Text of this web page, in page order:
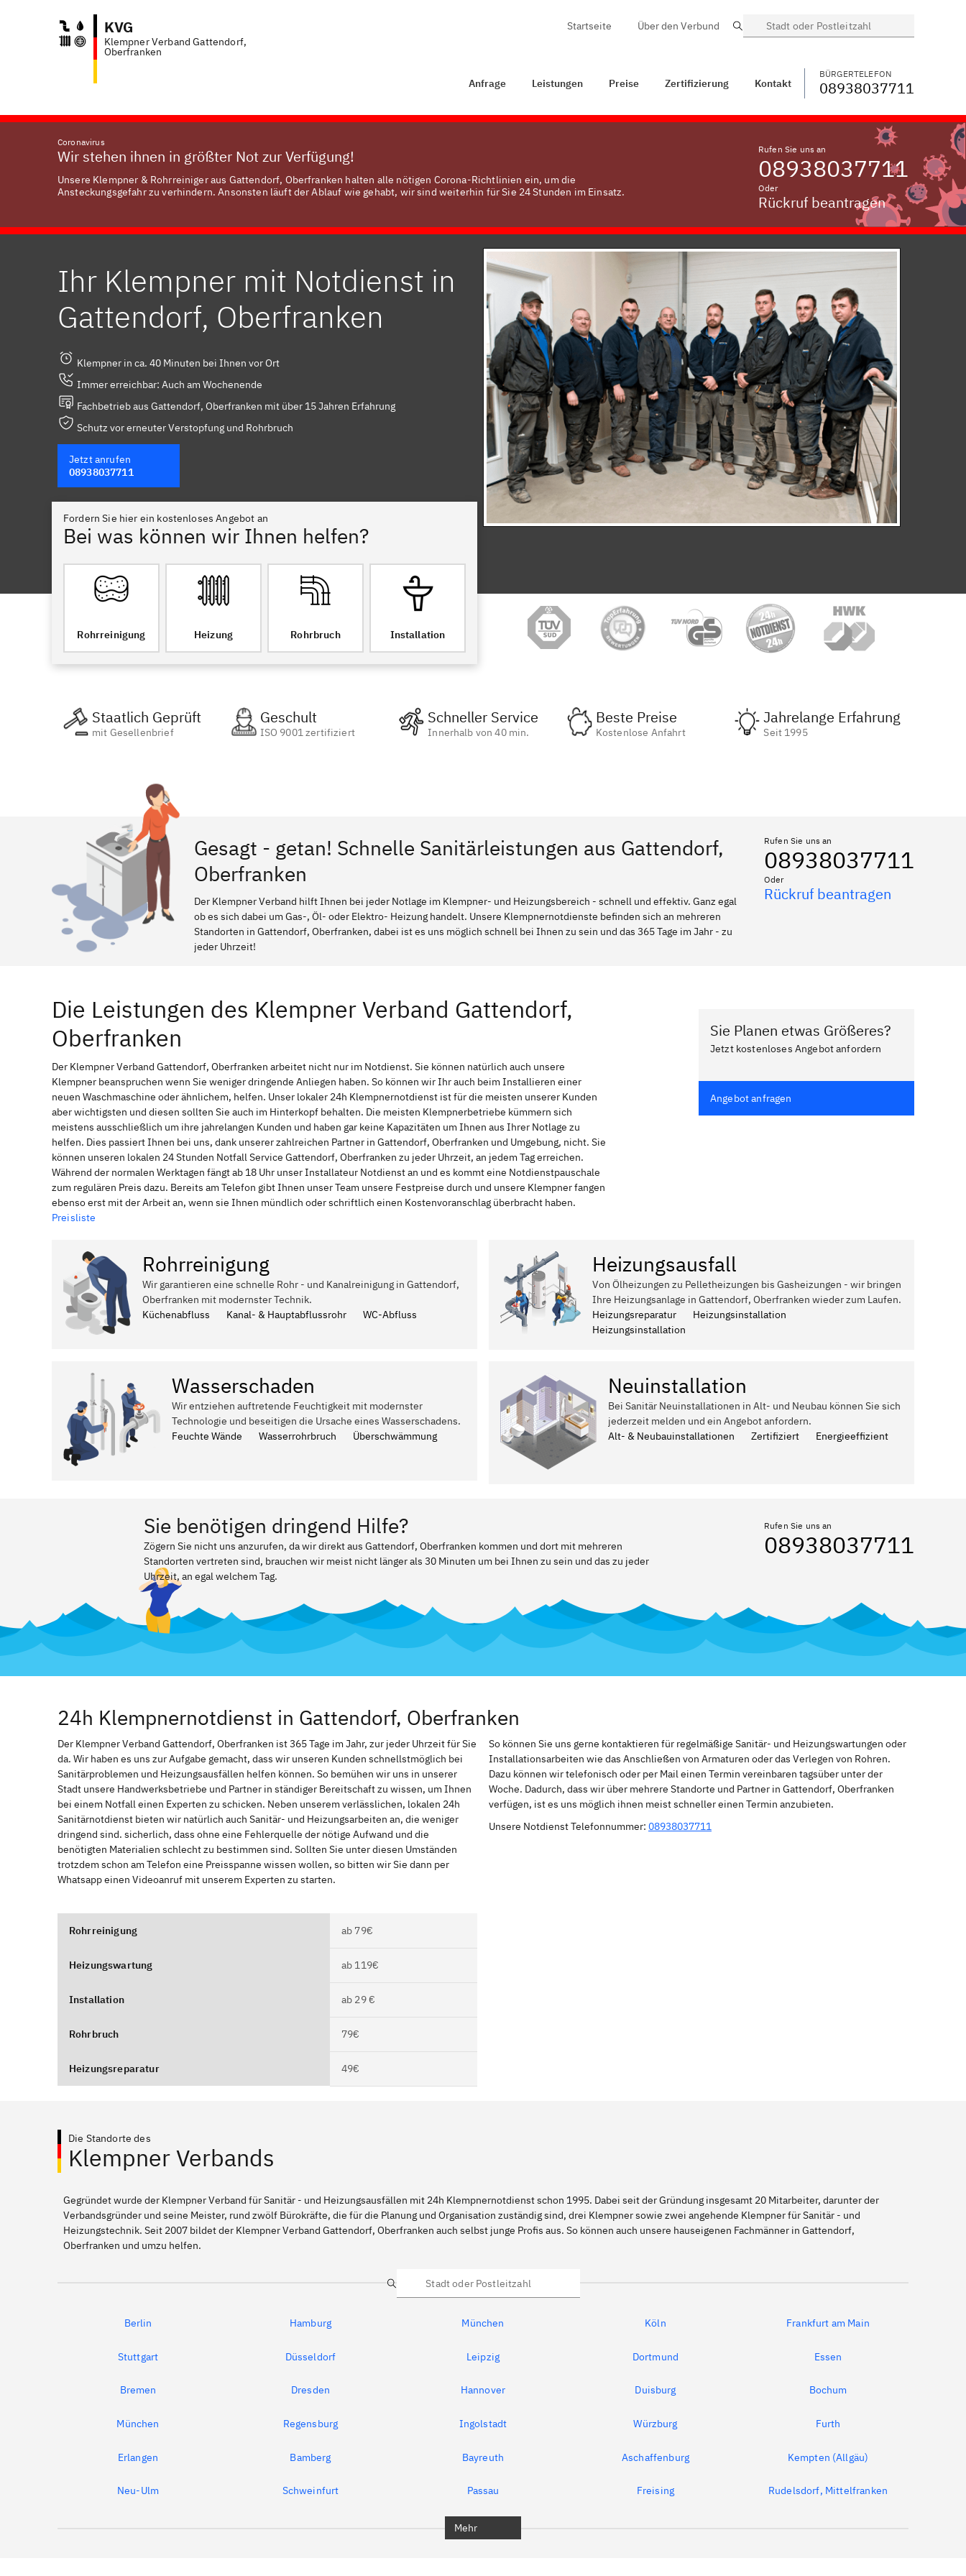
KVG
Klempner Verband Gattendorf,
Oberfranken
BÜRGERTELEFON WECHSELN
Startseite Über den Verbund Suche
Anfrage Leistungen Preise Zertifizierung Kontakt
BÜRGERTELEFON
08938037711
Coronavirus
Wir stehen ihnen in größter Not zur Verfügung!
Unsere Klempner & Rohrreiniger aus Gattendorf, Oberfranken halten alle nötigen Corona-Richtlinien ein, um die
Ansteckungsgefahr zu verhindern. Ansonsten läuft der Ablauf wie gehabt, wir sind weiterhin für Sie 24 Stunden im Einsatz.
Rufen Sie uns an
08938037711
Oder
Rückruf beantragen
Ihr Klempner mit Notdienst in
Gattendorf, Oberfranken
Klempner in ca. 40 Minuten bei Ihnen vor Ort
Immer erreichbar: Auch am Wochenende
Fachbetrieb aus Gattendorf, Oberfranken mit über 15 Jahren Erfahrung
Schutz vor erneuter Verstopfung und Rohrbruch
Jetzt anrufen
08938037711
Fordern Sie hier ein kostenloses Angebot an
Bei was können wir Ihnen helfen?
Rohrreinigung Heizung Rohrbruch Installation
Staatlich Geprüft
mit Gesellenbrief
Geschult
ISO 9001 zertifiziert
Schneller Service
Innerhalb von 40 min.
Beste Preise
Kostenlose Anfahrt
Jahrelange Erfahrung
Seit 1995
Gesagt - getan! Schnelle Sanitärleistungen aus Gattendorf,
Oberfranken
Der Klempner Verband hilft Ihnen bei jeder Notlage im Klempner- und Heizungsbereich - schnell und effektiv. Ganz egal
ob es sich dabei um Gas-, Öl- oder Elektro- Heizung handelt. Unsere Klempnernotdienste befinden sich an mehreren
Standorten in Gattendorf, Oberfranken, dabei ist es uns möglich schnell bei Ihnen zu sein und das 365 Tage im Jahr - zu
jeder Uhrzeit!
Rufen Sie uns an
08938037711
Oder
Rückruf beantragen
Die Leistungen des Klempner Verband Gattendorf,
Oberfranken
Der Klempner Verband Gattendorf, Oberfranken arbeitet nicht nur im Notdienst. Sie können natürlich auch unsere
Klempner beanspruchen wenn Sie weniger dringende Anliegen haben. So können wir Ihr auch beim Installieren einer
neuen Waschmaschine oder ähnlichem, helfen. Unser lokaler 24h Klempnernotdienst ist für die meisten unserer Kunden
aber wichtigsten und diesen sollten Sie auch im Hinterkopf behalten. Die meisten Klempnerbetriebe kümmern sich
meistens ausschließlich um ihre jahrelangen Kunden und haben gar keine Kapazitäten um Ihnen aus Ihrer Notlage zu
helfen. Dies passiert Ihnen bei uns, dank unserer zahlreichen Partner in Gattendorf, Oberfranken und Umgebung, nicht. Sie
können unseren lokalen 24 Stunden Notfall Service Gattendorf, Oberfranken zu jeder Uhrzeit, an jedem Tag erreichen.
Während der normalen Werktagen fängt ab 18 Uhr unser Installateur Notdienst an und es kommt eine Notdienstpauschale
zum regulären Preis dazu. Bereits am Telefon gibt Ihnen unser Team unsere Festpreise durch und unsere Klempner fangen
ebenso erst mit der Arbeit an, wenn sie Ihnen mündlich oder schriftlich einen Kostenvoranschlag überbracht haben.
Preisliste
Sie Planen etwas Größeres?
Jetzt kostenloses Angebot anfordern
Angebot anfragen
Rohrreinigung
Wir garantieren eine schnelle Rohr - und Kanalreinigung in Gattendorf,
Oberfranken mit modernster Technik.
Küchenabfluss
Kanal- & Hauptabflussrohr WC-Abfluss
Heizungsausfall
Von Ölheizungen zu Pelletheizungen bis Gasheizungen - wir bringen
Ihre Heizungsanlage in Gattendorf, Oberfranken wieder zum Laufen.
Heizungsreparatur
Heizungsinstallation
Heizungsinstallation
Wasserschaden
Wir entziehen auftretende Feuchtigkeit mit modernster
Technologie und beseitigen die Ursache eines Wasserschadens.
Feuchte Wände
Wasserrohrbruch Überschwämmung
Neuinstallation
Bei Sanitär Neuinstallationen in Alt- und Neubau können Sie sich
jederzeit melden und ein Angebot anfordern.
Alt- & Neubauinstallationen
Zertifiziert Energieeffizient
Sie benötigen dringend Hilfe?
Zögern Sie nicht uns anzurufen, da wir direkt aus Gattendorf, Oberfranken kommen und dort mit mehreren
Standorten vertreten sind, brauchen wir meist nicht länger als 30 Minuten um bei Ihnen zu sein und das zu jeder
Uhrzeit, an egal welchem Tag.
Rufen Sie uns an
08938037711
24h Klempnernotdienst in Gattendorf, Oberfranken
Der Klempner Verband Gattendorf, Oberfranken ist 365 Tage im Jahr, zur jeder Uhrzeit für Sie
da. Wir haben es uns zur Aufgabe gemacht, dass wir unseren Kunden schnellstmöglich bei
Sanitärproblemen und Heizungsausfällen helfen können. So bemühen wir uns in unserer
Stadt unsere Handwerksbetriebe und Partner in ständiger Bereitschaft zu wissen, um Ihnen
bei einem Notfall einen Experten zu schicken. Neben unserem verlässlichen, lokalen 24h
Sanitärnotdienst bieten wir natürlich auch Sanitär- und Heizungsarbeiten an, die weniger
dringend sind. sicherlich, dass ohne eine Fehlerquelle der nötige Aufwand und die
benötigten Materialien schlecht zu bestimmen sind. Sollten Sie unter diesen Umständen
trotzdem schon am Telefon eine Preisspanne wissen wollen, so bitten wir Sie dann per
Whatsapp einen Videoanruf mit unserem Experten zu starten.
So können Sie uns gerne kontaktieren für regelmäßige Sanitär- und Heizungswartungen oder
Installationsarbeiten wie das Anschließen von Armaturen oder das Verlegen von Rohren.
Dazu können wir telefonisch oder per Mail einen Termin vereinbaren tagsüber unter der
Woche. Dadurch, dass wir über mehrere Standorte und Partner in Gattendorf, Oberfranken
verfügen, ist es uns möglich ihnen meist schneller einen Termin anzubieten.
Unsere Notdienst Telefonnummer: 08938037711
Rohrreinigung ab 79€
Heizungswartung ab 119€
Installation ab 29 €
Rohrbruch 79€
Heizungsreparatur 49€
Die Standorte des
Klempner Verbands
Gegründet wurde der Klempner Verband für Sanitär - und Heizungsausfällen mit 24h Klempnernotdienst schon 1995. Dabei seit der Gründung insgesamt 20 Mitarbeiter, darunter der
Verbandsgründer und seine Meister, rund zwölf Bürokräfte, die für die Planung und Organisation zuständig sind, drei Klempner sowie zwei angehende Klempner für Sanitär - und
Heizungstechnik. Seit 2007 bildet der Klempner Verband Gattendorf, Oberfranken auch selbst junge Profis aus. So können auch unsere hauseigenen Fachmänner in Gattendorf,
Oberfranken und umzu helfen.
Suche
Berlin Hamburg München Köln Frankfurt am Main
Stuttgart Düsseldorf Leipzig Dortmund Essen
Bremen Dresden Hannover Duisburg Bochum
München Regensburg Ingolstadt Würzburg Furth
Erlangen Bamberg Bayreuth Aschaffenburg Kempten (Allgäu)
Neu-Ulm Schweinfurt Passau Freising Rudelsdorf, Mittelfranken
Mehr